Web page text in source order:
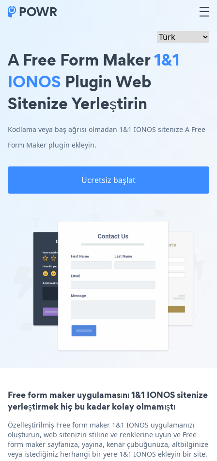
A Free Form Maker1&1
IONOS Plugin Web
Sitenize Yerleştirin
Kodlama veya baş ağrısı olmadan 1&1 IONOS sitenize A Free
Form Maker plugin ekleyin.
Ücretsiz başlat
Free form maker uygulamasını 1&1 IONOS sitenize
yerleştirmek hiç bu kadar kolay olmamıştı
Özelleştirilmiş Free form maker 1&1 IONOS uygulamanızı
oluşturun, web sitenizin stiline ve renklerine uyun ve Free
form maker sayfanıza, yayına, kenar çubuğunuza, altbilginize
veya istediğiniz herhangi bir yere 1&1 IONOS ekleyin bir site.